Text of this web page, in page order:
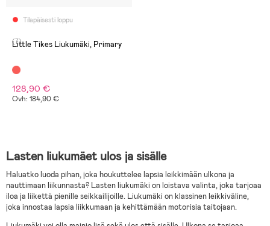
Tilapäisesti loppu
(7)
Little Tikes Liukumäki, Primary
128,90 €
Ovh: 184,90 €
Lasten liukumäet ulos ja sisälle
Haluatko luoda pihan, joka houkuttelee lapsia leikkimään ulkona ja
nauttimaan liikunnasta? Lasten liukumäki on loistava valinta, joka tarjoaa
iloa ja liikettä pienille seikkailijoille. Liukumäki on klassinen leikkiväline,
joka innostaa lapsia liikkumaan ja kehittämään motorisia taitojaan.